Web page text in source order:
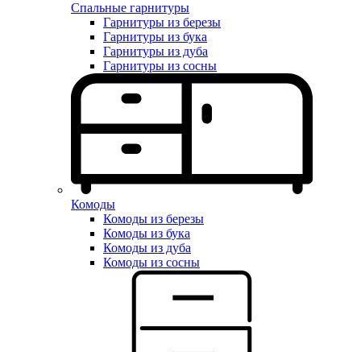
Спальные гарнитуры
Гарнитуры из березы
Гарнитуры из бука
Гарнитуры из дуба
Гарнитуры из сосны
Комоды
Комоды из березы
Комоды из бука
Комоды из дуба
Комоды из сосны